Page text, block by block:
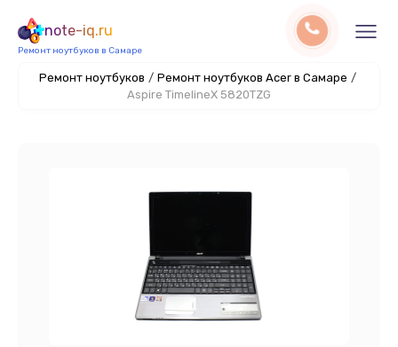
note-iq.ru
Ремонт ноутбуков в Самаре
Ремонт ноутбуков / Ремонт ноутбуков Acer в Самаре /
Aspire TimelineX 5820TZG